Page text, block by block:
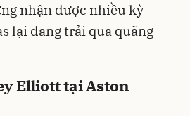
nhận được nhiều kỳ
lại đang trải qua quãng
Elliott tại Aston